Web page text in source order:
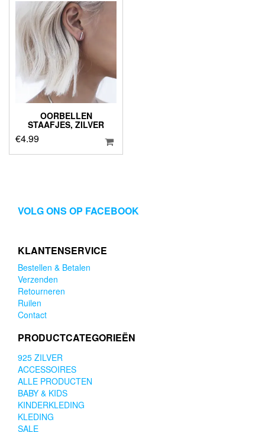
OORBELLEN
STAAFJES, ZILVER
€4.99
VOLG ONS OP FACEBOOK
KLANTENSERVICE
Bestellen & Betalen
Verzenden
Retourneren
Ruilen
Contact
PRODUCTCATEGORIEËN
925 ZILVER
ACCESSOIRES
ALLE PRODUCTEN
BABY & KIDS
KINDERKLEDING
KLEDING
SALE